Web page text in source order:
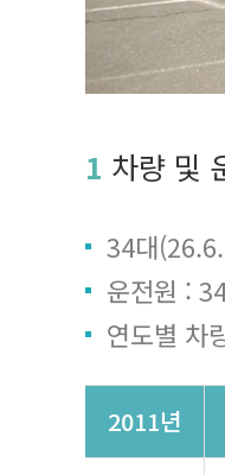
1 차량 및
34대
운전원 :
연도별 차
2011년